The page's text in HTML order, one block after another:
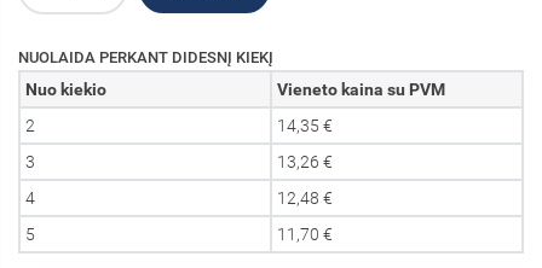
NUOLAIDA PERKANT DIDESNĮ KIEKĮ
Nuo kiekio
Vieneto kaina su PVM
2
14,35 €
3
13,26 €
4
12,48 €
5
11,70 €